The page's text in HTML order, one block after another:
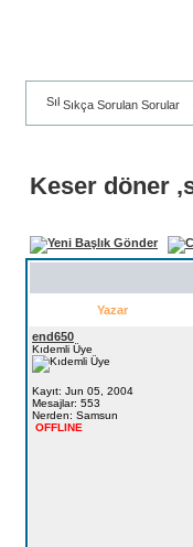
Sıkça Sorulan Sorular
Keser döner
Yazar
end650
Kıdemli Üye
Kayıt: Jun 05, 2004
Mesajlar: 553
Nerden: Samsun
OFFLINE